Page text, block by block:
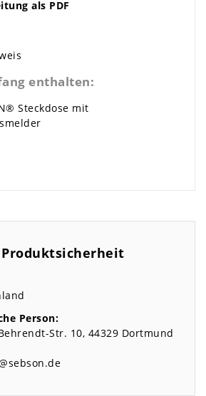
als PDF
enthalten:
Steckdose mit
Person:
Str. 10 44329 Dortmund